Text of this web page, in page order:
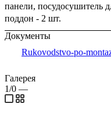
панели, посудосушитель
поддон - 2 шт.
Документы
Rukovodstvo-po-
Галерея
1/0 —